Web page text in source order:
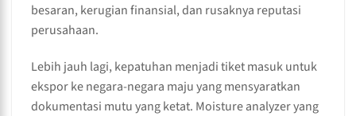
besaran, kerugian finansial, dan rusaknya reputasi
perusahaan.
Lebih jauh lagi, kepatuhan menjadi tiket masuk untuk
ekspor ke negara-negara maju yang mensyaratkan
dokumentasi mutu yang ketat. Moisture analyzer yang